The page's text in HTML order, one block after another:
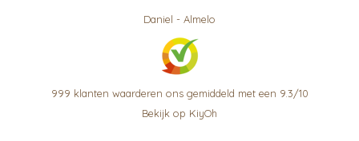
Daniel - Almelo
999 klanten waarderen ons gemiddeld met een 9.3/10
Bekijk op KiyOh